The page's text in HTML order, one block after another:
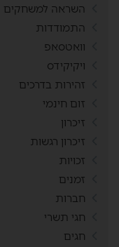
השראה למשחקים
התמודדות
וואטסאפ
ויקיקידס
זהירות בדרכים
זום חינמי
זיכרון
זיכרון רגשות
זכויות
זמנים
חברות
חגי תשרי
חגים